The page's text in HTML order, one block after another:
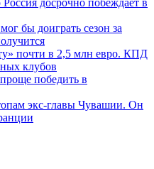
досрочно побеждает в
бы доиграть сезон за
почти в 2,5 млн евро. КПД
клубов
победить в
экс-главы Чувашии. Он